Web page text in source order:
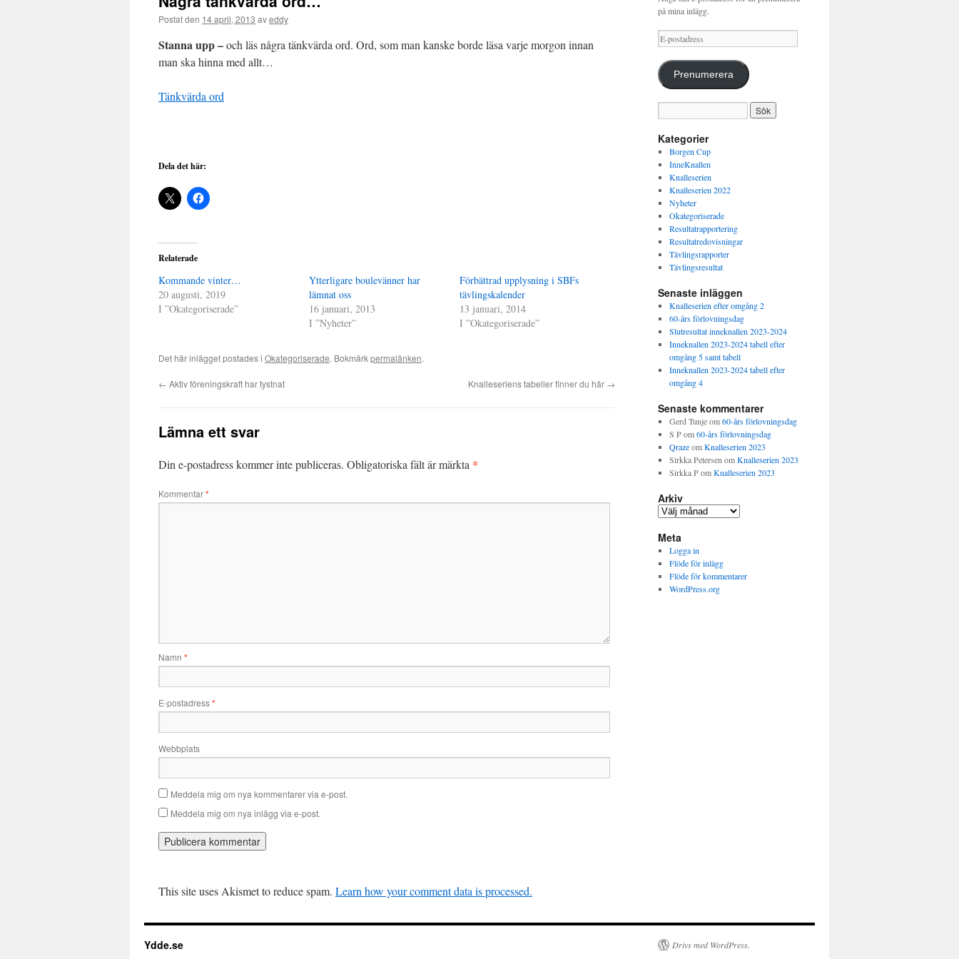
Postat den 14 april, 2013 aveddy
Stanna upp –och läs några tänkvärda ord. Ord, som man kanske borde läsa varje morgon innan
man ska hinna med allt…
Tänkvärda ord
Dela det här:
Relaterade
Kommande vinter…
20 augusti, 2019
I ”Okategoriserade”
Ytterligare boulevänner har
lämnat oss
16 januari, 2013
I ”Nyheter”
Förbättrad upplysning i SBFs
tävlingskalender
13 januari, 2014
I ”Okategoriserade”
Det här inlägget postades i Okategoriserade. Bokmärkpermalänken.
← Aktiv föreningskraft har tystnat Knalleseriens tabeller finner du här →
Lämna ett svar
Din e-postadress kommer inte publiceras. Obligatoriska fält är märkta *
Kommentar*
Namn *
E-postadress*
Webbplats
Meddela mig om nya kommentarer via e-post.
Meddela mig om nya inlägg via e-post.
This site uses Akismet to reduce spam. Learn how your comment data is processed.
på mina inlägg.
E-
postadress
Prenumerera
Kategorier
Borgen Cup
InneKnallen
Knalleserien
Knalleserien 2022
Nyheter
Okategoriserade
Resultatrapportering
Resultatredovisningar
Tävlingsrapporter
Tävlingsresultat
Senaste inläggen
Knalleserien efter omgång 2
60-års förlovningsdag
Slutresultat inneknallen 2023-2024
Inneknallen 2023-2024 tabell efter
omgång 5 samt tabell
Inneknallen 2023-2024 tabell efter
omgång 4
Senaste kommentarer
Gerd Tunjeom60-års förlovningsdag
S Pom60-års förlovningsdag
QrazeomKnalleserien 2023
Sirkka Petersen omKnalleserien 2023
Sirkka PomKnalleserien 2023
Arkiv
Arkiv
Meta
Logga in
Flöde för inlägg
Flöde för kommentarer
WordPress.org
Ydde.se Drivs med WordPress.